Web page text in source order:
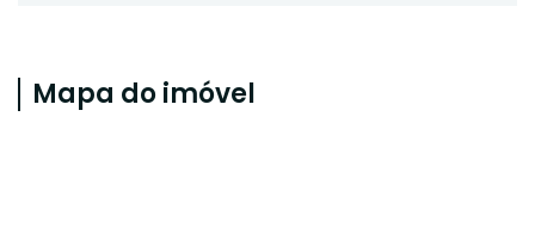
Mapa do imóvel